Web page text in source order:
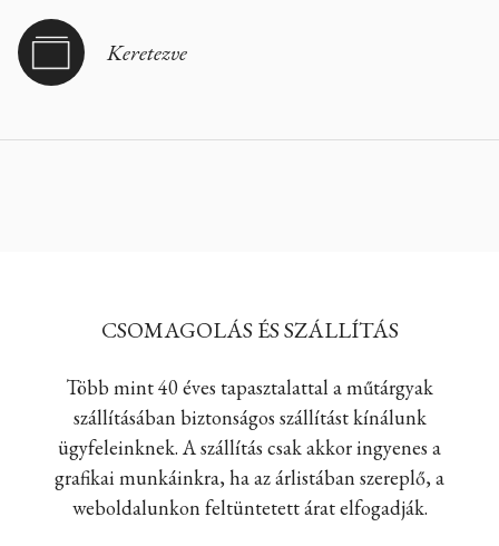
Keretezve
CSOMAGOLÁS ÉS SZÁLLÍTÁS
Több mint 40 éves tapasztalattal a műtárgyak
szállításában biztonságos szállítást kínálunk
ügyfeleinknek. A szállítás csak akkor ingyenes a
grafikai munkáinkra, ha az árlistában szereplő, a
weboldalunkon feltüntetett árat elfogadják.